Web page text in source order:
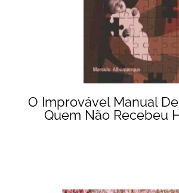
O Improvável Manual
Quem Não Recebeu